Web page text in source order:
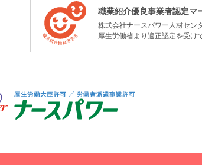
職業紹介優良事業者認定マ
株式会社ナースパワー人材セン
厚生労働省より適正認定を受け